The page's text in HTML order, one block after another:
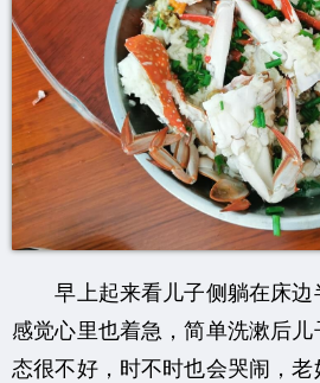
早上起来看儿子侧躺在床边
感觉心里也着急，简单洗漱后
态很不好，时不时也会哭闹，